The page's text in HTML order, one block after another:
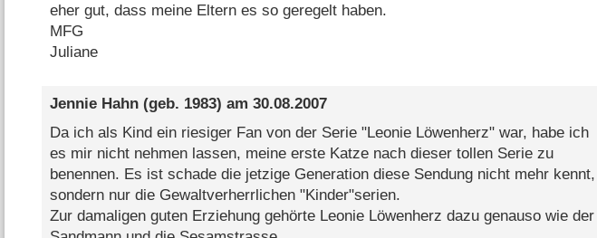
eher gut, dass meine Eltern es so geregelt haben.
MFG
Juliane
Jennie Hahn(geb. 1983) am 30.08.2007
Da ich als Kind ein riesiger Fan von der Serie "Leonie Löwenherz" war, habe ich
es mir nicht nehmen lassen, meine erste Katze nach dieser tollen Serie zu
benennen. Es ist schade die jetzige Generation diese Sendung nicht mehr kennt,
sondern nur die Gewaltverherrlichen "Kinder"serien.
Zur damaligen guten Erziehung gehörte Leonie Löwenherz dazu genauso wie der